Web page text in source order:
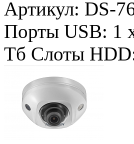
Артикул: DS-
Порты USB: 1
Тб Слоты